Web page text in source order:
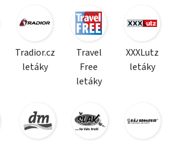
Tradior.cz
letáky
Travel
Free
letáky
XXXLutz
letáky